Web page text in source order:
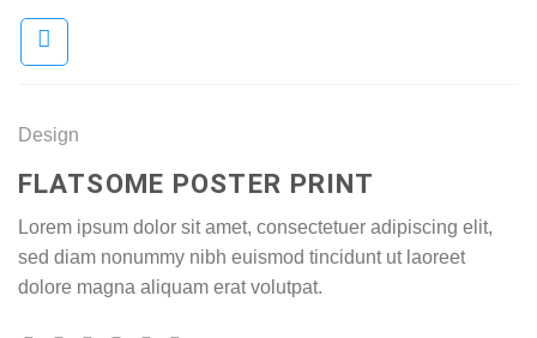
Skip
Design
FLATSOME POSTER PRINT
Lorem ipsum dolor sit amet, consectetuer adipiscing elit,
sed diam nonummy nibh euismod tincidunt ut laoreet
dolore magna aliquam erat volutpat.